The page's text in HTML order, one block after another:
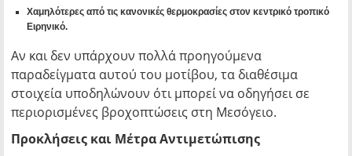
Χαμηλότερες από τις κανονικές θερμοκρασίες στον κεντρικό τροπικό
Ειρηνικό.
Αν και δεν υπάρχουν πολλά προηγούμενα
παραδείγματα αυτού του μοτίβου, τα διαθέσιμα
στοιχεία υποδηλώνουν ότι μπορεί να οδηγήσει σε
περιορισμένες βροχοπτώσεις στη Μεσόγειο.
Προκλήσεις και Μέτρα Αντιμετώπισης